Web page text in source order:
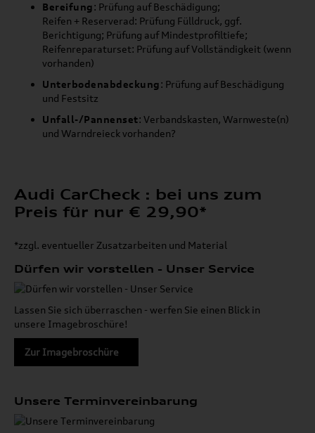
Bereifung: Prüfung auf Beschädigung;
Reifen + Reserverad: Prüfung Fülldruck, ggf.
Berichtigung; Prüfung auf Mindestprofiltiefe;
Reifenreparaturset: Prüfung auf Vollständigkeit (wenn
vorhanden)
Unterbodenabdeckung: Prüfung auf Beschädigung
und Festsitz
Unfall-/Pannenset: Verbandskasten, Warnweste(n)
und Warndreieck vorhanden?
Audi CarCheck : bei uns zum
Preis für nur € 29,90*
*zzgl. eventueller Zusatzarbeiten und Material
Dürfen wir vorstellen - Unser Service
Lassen Sie sich überraschen - werfen Sie einen Blick in
unsere Imagebroschüre!
Zur Imagebroschüre
Unsere Terminvereinbarung